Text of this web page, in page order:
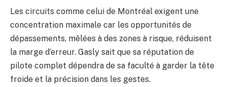
Les circuits comme celui de Montréal exigent une
concentration maximale car les opportunités de
dépassements, mêlées à des zones à risque, réduisent
la marge d’erreur. Gasly sait que sa réputation de
pilote complet dépendra de sa faculté à garder la tête
froide et la précision dans les gestes.